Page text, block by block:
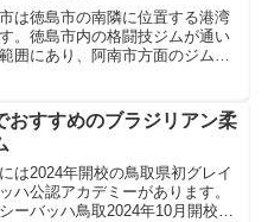
は徳島市の南隣に位置する港湾
。徳島市内の格闘技ジムが通い
囲にあり、阿南市方面のジムも
〜の格安総合格闘技ジム項目内容
最...
おすすめのブラジリアン柔
は2024年開校の鳥取県初グレイ
ハ公認アカデミーがあります。
ーバッハ鳥取2024年10月開校の